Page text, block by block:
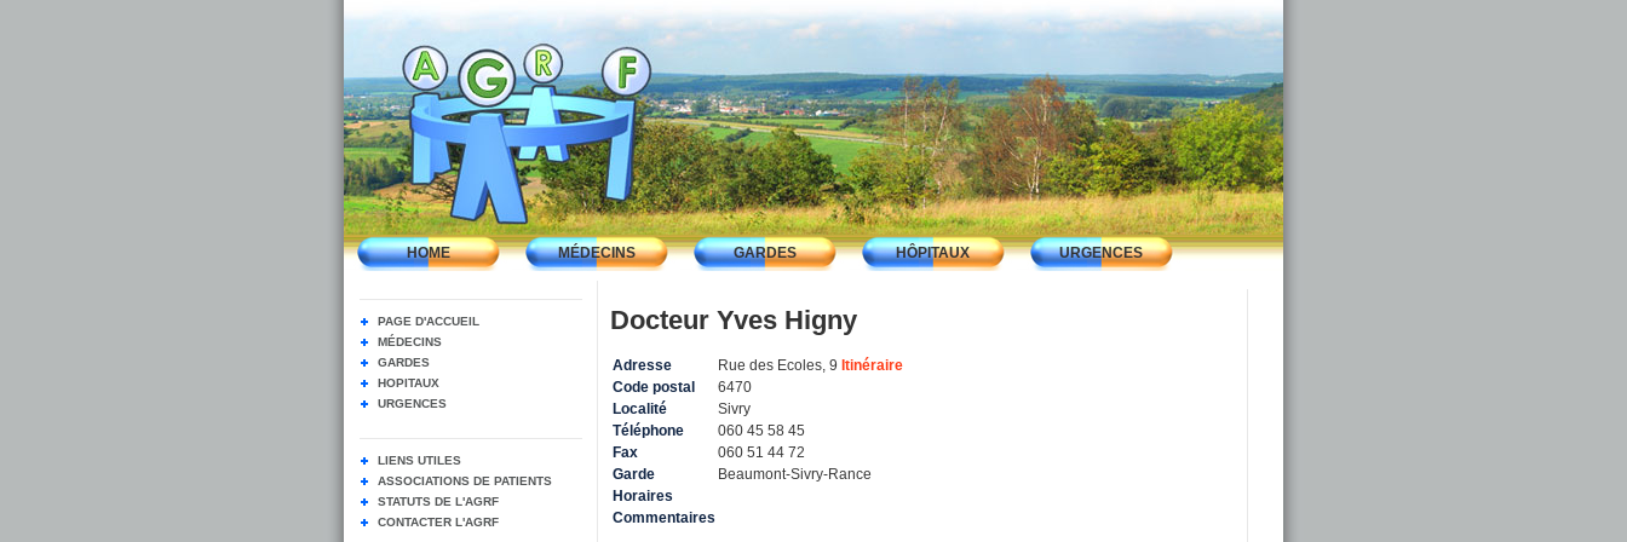
HOME MÉDECINS GARDES HÔPITAUX URGENCES
PAGE D'ACCUEIL
MÉDECINS
GARDES
HOPITAUX
URGENCES
LIENS UTILES
ASSOCIATIONS DE PATIENTS
STATUTS DE L'AGRF
CONTACTER L'AGRF
Docteur Yves Higny
Adresse Rue des Ecoles, 9 Itinéraire
Code postal
6470
Localité
Sivry
Téléphone
060 45 58 45
Fax
060 51 44 72
Garde
Beaumont-Sivry-Rance
Horaires
Commentaires